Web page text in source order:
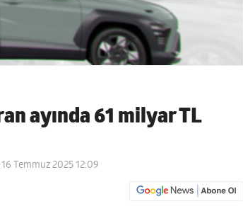
ayında 61 milyar TL
Temmuz 2025 12:09